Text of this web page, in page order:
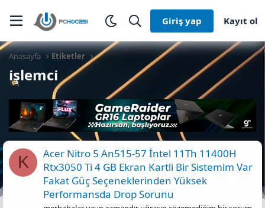
Giriş yap Kayıt ol
Anasayfa Etiketler
i̇şlemci̇
K
Acer Ni̇tro 5 An515-57 İntel 11Th 11400H
Rtx3050 Ti̇ 4 GB Ekran Kartli Bi̇r Si̇stemi̇m Var
Fakat Güç Seçenekleri̇nden Yüksek
Performansda Drop Sorunu